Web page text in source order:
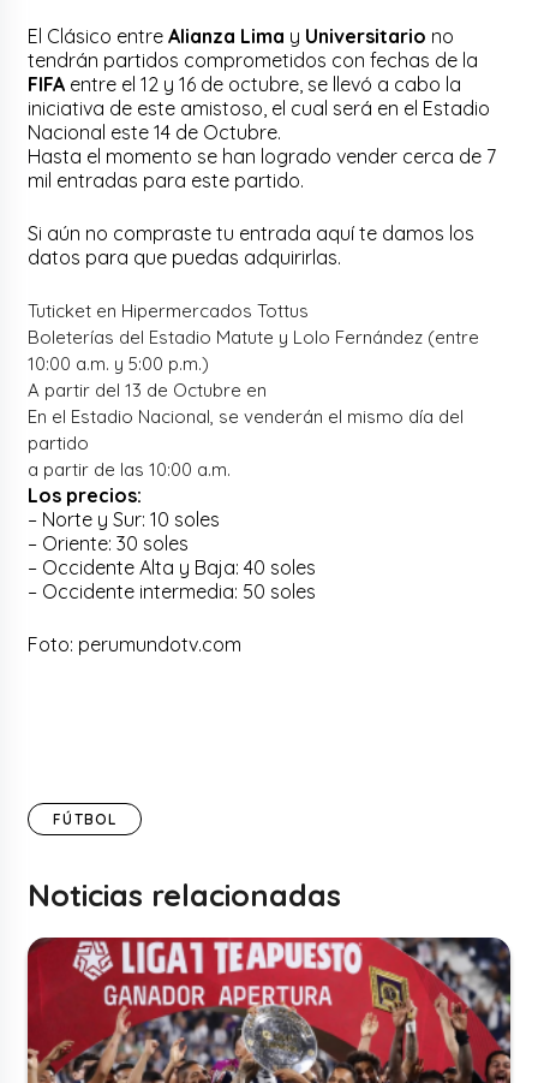
El Clásico entreAlianza Lima y Universitario no
tendrán partidos comprometidos con fechas de la
FIFA entre el 12 y 16 de octubre, se llevó a cabo la
iniciativa de este amistoso, el cual será en el Estadio
Nacional este 14 de Octubre.
Hasta el momento se han logrado vender cerca de 7
mil entradas para este partido.
Si aún no compraste tu entrada aquí te damos los
datos para que puedas adquirirlas.
Tuticket en Hipermercados Tottus
Boleterías del Estadio Matute y Lolo Fernández (entre
10:00 a.m. y 5:00 p.m.)
A partir del 13 de Octubre en
En el Estadio Nacional, se venderán el mismo día del
partido
a partir de las 10:00 a.m.
Los precios:
– Norte y Sur: 10 soles
– Oriente: 30 soles
– Occidente Alta y Baja: 40 soles
– Occidente intermedia: 50 soles
Foto: perumundotv.com
FÚTBOL
Noticias relacionadas